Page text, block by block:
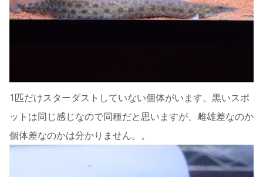
1匹だけスターダストしていない個体がいます。黒いスポ
ットは同じ感じなので同種だと思いますが、雌雄差なのか
個体差なのかは分かりません。。